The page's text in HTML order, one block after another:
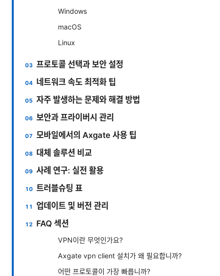
Windows
macOS
Linux
프로토콜 선택과 보안 설정
네트워크 속도 최적화 팁
자주 발생하는 문제와 해결 방법
보안과 프라이버시 관리
모바일에서의 Axgate 사용 팁
대체 솔루션 비교
사례 연구: 실전 활용
트러블슈팅 표
업데이트 및 버전 관리
FAQ 섹션
VPN이란 무엇인가요?
Axgate vpn client 설치가 왜 필요합니까?
어떤 프로토콜이 가장 빠릅니까?